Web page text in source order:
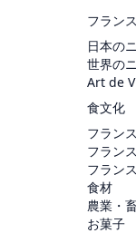
フラン
日本の
世界の
Art de
食文化
フラン
フラン
フラン
食材
農業・
お菓子